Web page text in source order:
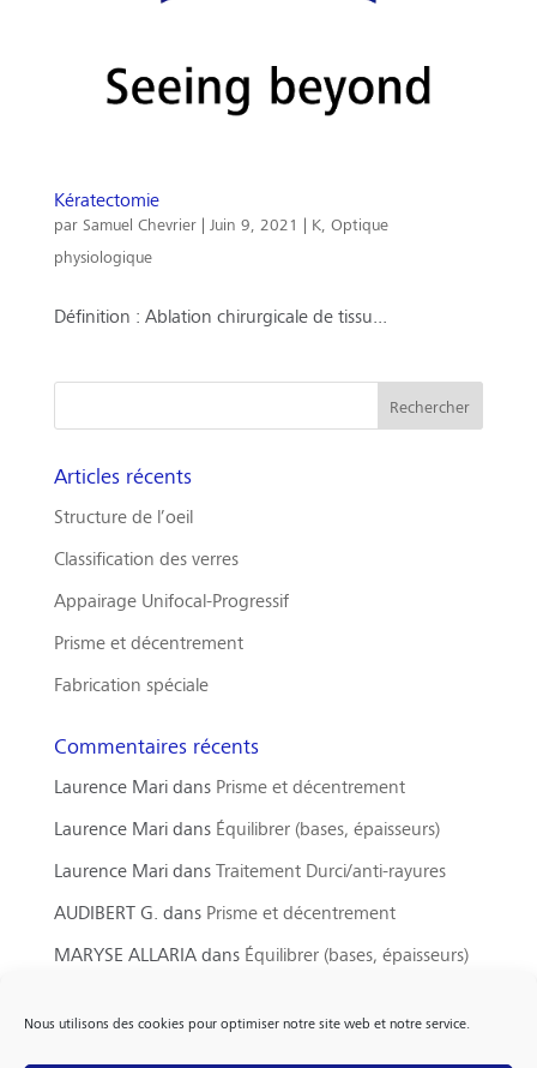
Nous utilisons des cookies pour optimiser notre site web et notre service.
Kératectomie
par Samuel Chevrier| Juin 9, 2021 | K, Optique
physiologique
Définition : Ablation chirurgicale de tissu...
Articles récents
Structure de l’oeil
Classification des verres
Appairage Unifocal-Progressif
Prisme et décentrement
Fabrication spéciale
Commentaires récents
Laurence Maridans Prisme et décentrement
Laurence Maridans Équilibrer (bases, épaisseurs)
Laurence MaridansTraitement Durci/anti-rayures
AUDIBERT G. dans Prisme et décentrement
MARYSE ALLARIAdans Équilibrer (bases, épaisseurs)